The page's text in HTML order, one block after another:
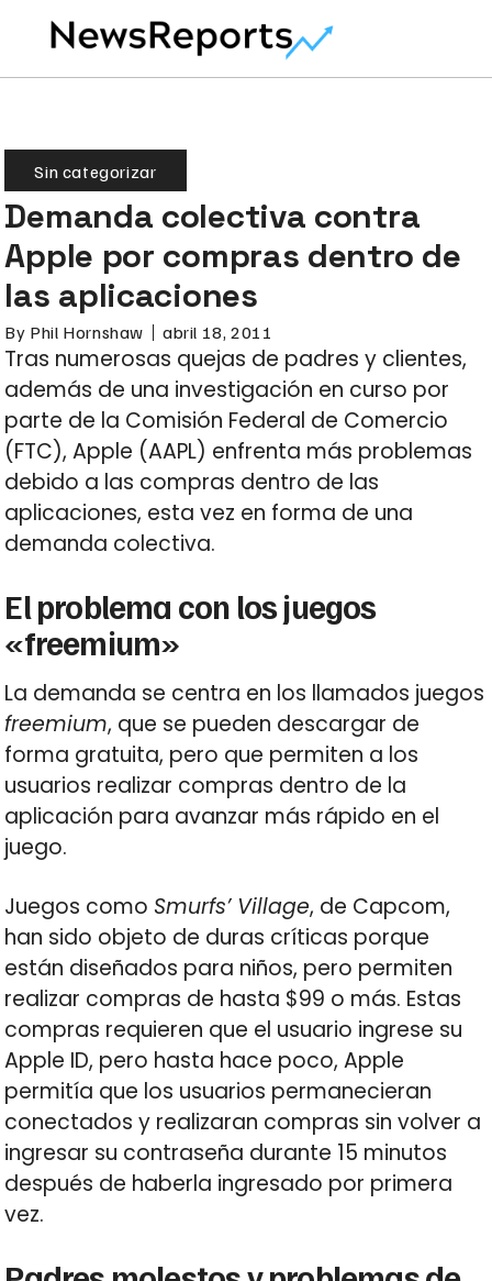
Sin categorizar
Demanda colectiva contra
Apple por compras dentro de
las aplicaciones
By Phil Hornshaw abril 18, 2011
Tras numerosas quejas de padres y clientes,
además de una investigación en curso por
parte de la Comisión Federal de Comercio
(FTC), Apple (AAPL) enfrenta más problemas
debido a las compras dentro de las
aplicaciones, esta vez en forma de una
demanda colectiva.
El problema con los juegos
«freemium»
La demanda se centra en los llamados juegos
freemium, que se pueden descargar de
forma gratuita, pero que permiten a los
usuarios realizar compras dentro de la
aplicación para avanzar más rápido en el
juego.
Juegos como Smurfs’ Village, de Capcom,
han sido objeto de duras críticas porque
están diseñados para niños, pero permiten
realizar compras de hasta $99 o más. Estas
compras requieren que el usuario ingrese su
Apple ID, pero hasta hace poco, Apple
permitía que los usuarios permanecieran
conectados y realizaran compras sin volver a
ingresar su contraseña durante 15 minutos
después de haberla ingresado por primera
vez.